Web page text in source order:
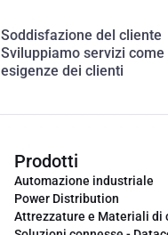
Soddisfazione del cliente
Sviluppiamo servizi
esigenze dei clienti
Prodotti
Automazione industriale
Power Distribution
Attrezzature e Materiali di